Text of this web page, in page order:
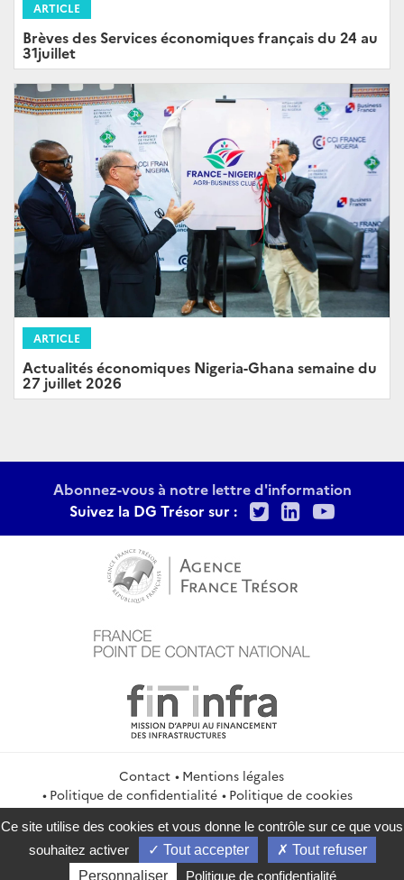
ARTICLE
Brèves des Services économiques français du 24 au
31juillet
ARTICLE
Actualités économiques Nigeria-Ghana semaine du
27 juillet 2026
Abonnez-vous à notre lettre d'information
Suivez la DG Trésor sur :
TwitterLinkedIn
Contact
Mentions légales
Politique de confidentialité
Politique de cookies
Gestion des cookies
Flux RSS
service-public.gouv.fr
legifrance.gouv.fr
info.gouv.fr
data.gouv.fr
Ce site utilise des cookies et vous donne le contrôle sur ce que vous
souhaitez activer
Tout accepter
Tout refuser
Personnaliser
Politique de confidentialité